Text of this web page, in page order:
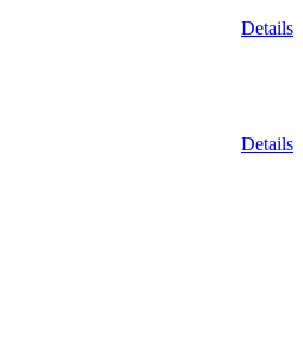
Details
Details